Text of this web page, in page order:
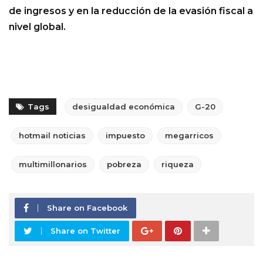
de ingresos y en la reducción de la evasión fiscal a
nivel global.
Tags desigualdad económica G-20
hotmail noticias impuesto megarricos
multimillonarios pobreza riqueza
Share on Facebook
Share on Twitter